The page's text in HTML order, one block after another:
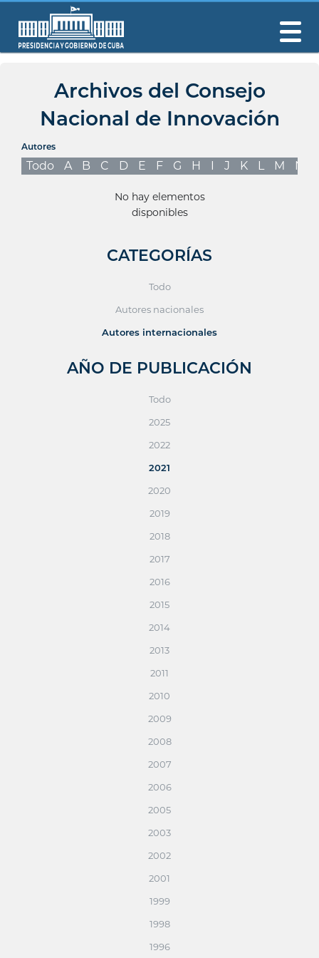
Archivos del Consejo
Nacional de Innovación
Autores
Todo A B C D E F G H I J K L M N
No hay elementos
disponibles
CATEGORÍAS
Todo
Autores nacionales
Autores internacionales
AÑO DE PUBLICACIÓN
Todo
2025
2022
2021
2020
2019
2018
2017
2016
2015
2014
2013
2011
2010
2009
2008
2007
2006
2005
2003
2002
2001
1999
1998
1996